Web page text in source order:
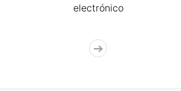
electrónico